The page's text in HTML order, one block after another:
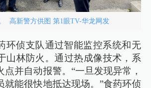
高新警方供图 第1眼TV-华龙网发
环侦支队通过智能监控系统和无
山林防火。通过热成像技术，系
点并自动报警。“一旦发现异常，
就能很快地抵达现场。”食药环侦